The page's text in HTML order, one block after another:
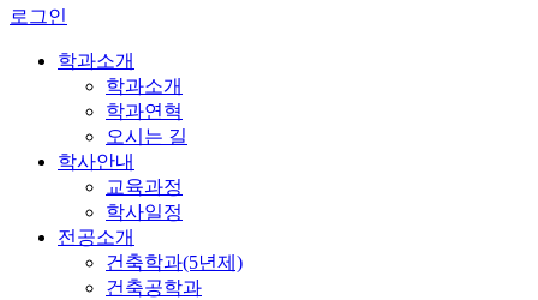
로그인
학과소개
학과소개
학과연혁
오시는 길
학사안내
교육과정
학사일정
전공소개
건축학과(5년제)
건축공학과